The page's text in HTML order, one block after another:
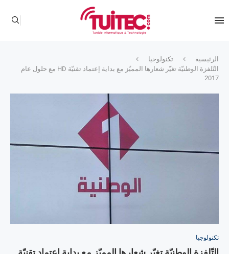
الرئيسية
تكنولوجيا
التّلفزة الوطنيّة تغيّر شعارها المميّز مع بداية إعتماد تقنيّة HD مع حلول عام
2017
تكنولوجيا